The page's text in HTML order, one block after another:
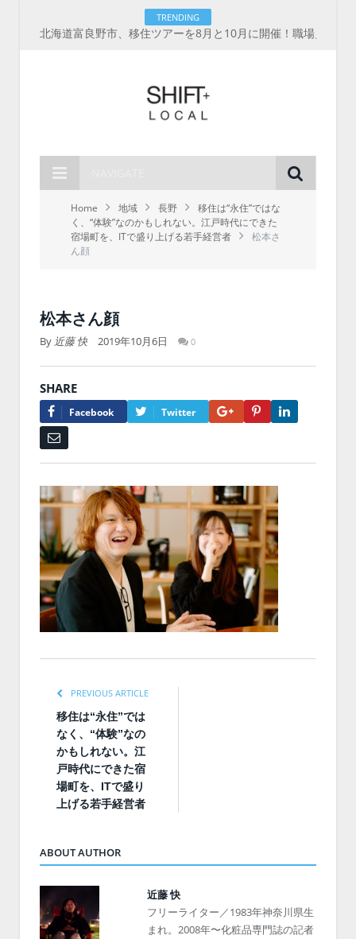
TRENDING
Home 地域 長野
移住は“永住”ではな
く、“体験”なのかもしれない。江戸時代にできた
宿場町を、ITで盛り上げる若手経営者
松本さ
ん顔
松本さん顔
By 近藤 快 2019年10月6日 0
SHARE
Facebook Twitter Google+Pinterest
PREVIOUS ARTICLE
移住は“永住”では
なく、“体験”なの
かもしれない。江
戸時代にできた宿
場町を、ITで盛り
上げる若手経営者
ABOUT AUTHOR
近藤 快
フリーライター／1983年神奈川県生
まれ。2008年〜化粧品専門誌の記者